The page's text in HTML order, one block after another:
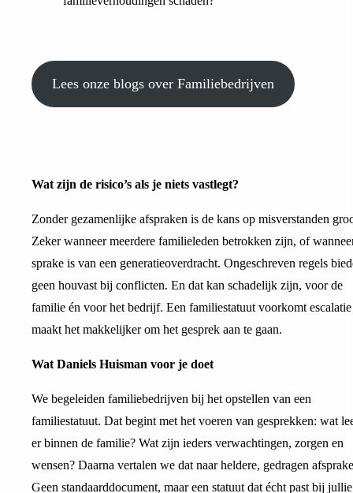
Lees onze blogs over Familiebedrijven
Wat zijn de risico’s als je niets vastlegt?
Zonder gezamenlijke afspraken is de kans op misverstanden
Zeker wanneer meerdere familieleden betrokken zijn, of
sprake is van een generatieoverdracht. Ongeschreven regels
geen houvast bij conflicten. En dat kan schadelijk zijn, voor de
familie én voor het bedrijf. Een familiestatuut voorkomt escalatie
maakt het makkelijker om het gesprek aan te gaan.
Wat Daniels Huisman voor je doet
We begeleiden familiebedrijven bij het opstellen van een
familiestatuut. Dat begint met het voeren van gesprekken: wat
er binnen de familie? Wat zijn ieders verwachtingen, zorgen en
wensen? Daarna vertalen we dat naar heldere, gedragen
Geen standaarddocument, maar een statuut dat écht past bij jullie